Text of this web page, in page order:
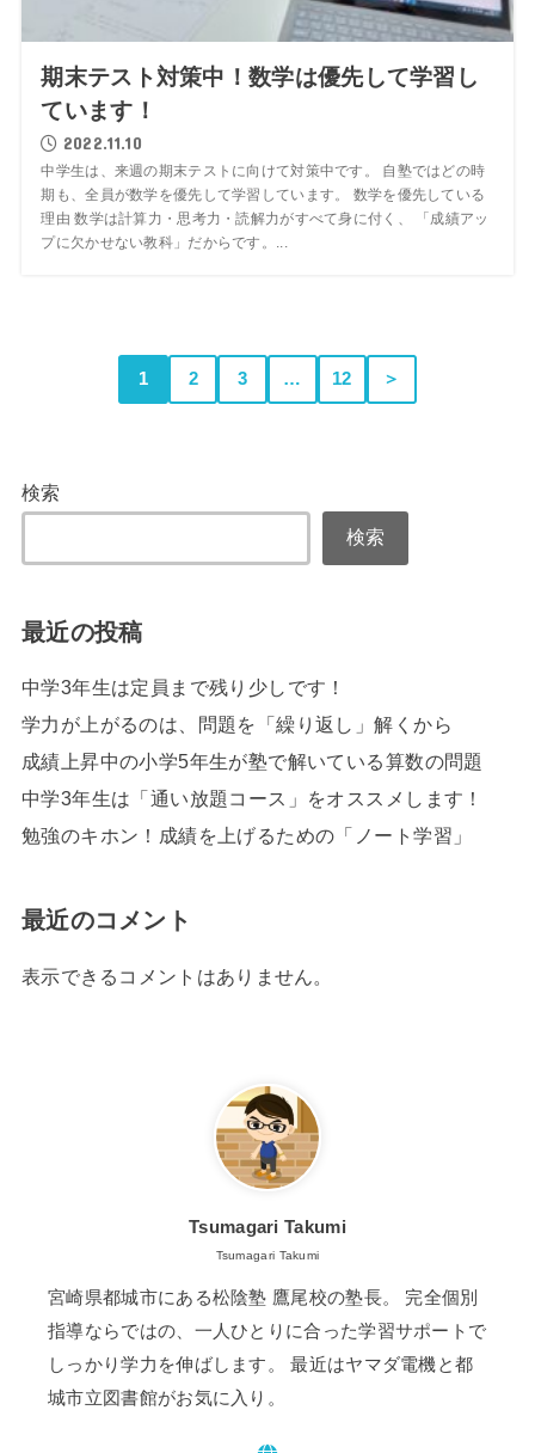
期末テスト対策中！数学は優先して学習し
ています！
2022.11.10
中学生は、来週の期末テストに向けて対策中です。 自塾ではどの時
期も、全員が数学を優先して学習しています。 数学を優先している
理由 数学は計算力・思考力・読解力がすべて身に付く、 「成績アッ
プに欠かせない教科」だからです。...
1 2 3 … 12 ＞
検索
検索
最近の投稿
中学3年生は定員まで残り少しです！
学力が上がるのは、問題を「繰り返し」解くから
成績上昇中の小学5年生が塾で解いている算数の問題
中学3年生は「通い放題コース」をオススメします！
勉強のキホン！成績を上げるための「ノート学習」
最近のコメント
表示できるコメントはありません。
Tsumagari Takumi
Tsumagari Takumi
宮崎県都城市にある松陰塾 鷹尾校の塾長。 完全個別
指導ならではの、一人ひとりに合った学習サポートで
しっかり学力を伸ばします。 最近はヤマダ電機と都
城市立図書館がお気に入り。